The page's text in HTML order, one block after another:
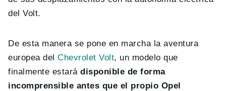
del Volt.
De esta manera se pone en marcha la aventura
europea delChevrolet Volt, un modelo que
finalmente estarádisponible de forma
incomprensible antes que el propio Opel